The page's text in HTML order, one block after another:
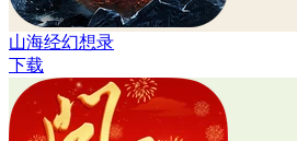
山海经幻想录
下载